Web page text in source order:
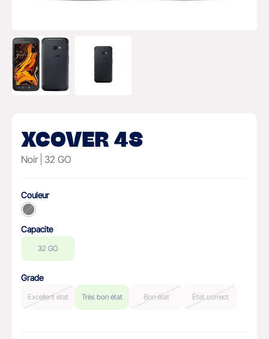
XCOVER 4S
Noir 32 GO
Couleur
Capacite
32 GO
Grade
Excellent état Très bon état Bon état État correct